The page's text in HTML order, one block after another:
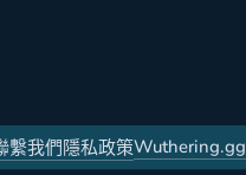
繫我們 隱私政策Wuthering.gg